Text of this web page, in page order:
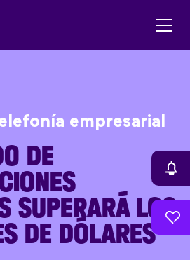
empresarial
DE
SUPERARÁ LOS
DE DÓLARES